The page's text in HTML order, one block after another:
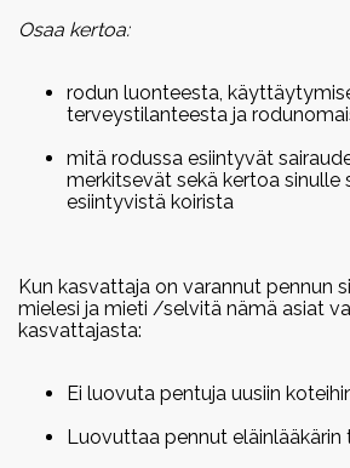
Osaa kertoa:
rodun luonteesta,
terveystilanteesta ja
mitä rodussa esiintyvät
merkitsevät sekä kertoa sinulle
esiintyvistä koirista
Kun kasvattaja on varannut pennun
mielesi ja mieti /selvitä nämä asiat
kasvattajasta:
Ei luovuta pentuja uusiin
Luovuttaa pennut eläinlääkärin